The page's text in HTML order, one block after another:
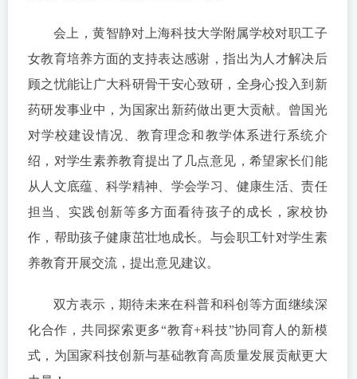
会上，黄智静对上海科技大学附属学校对职工子
女教育培养方面的支持表达感谢，指出为人才解决后
顾之忧能让广大科研骨干安心致研，全身心投入到新
药研发事业中，为国家出新药做出更大贡献。曾国光
对学校建设情况、教育理念和教学体系进行系统介
绍，对学生素养教育提出了几点意见，希望家长们能
从人文底蕴、科学精神、学会学习、健康生活、责任
担当、实践创新等多方面看待孩子的成长，家校协
作，帮助孩子健康茁壮地成长。与会职工针对学生素
养教育开展交流，提出意见建议。
双方表示，期待未来在科普和科创等方面继续深
化合作，共同探索更多“教育+科技”协同育人的新模
式，为国家科技创新与基础教育高质量发展贡献更大